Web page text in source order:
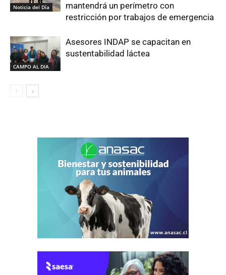
Noticia del Día
mantendrá un perímetro con
restricción por trabajos de emergencia
CAMPO AL DIA
Asesores INDAP se capacitan en
sustentabilidad láctea